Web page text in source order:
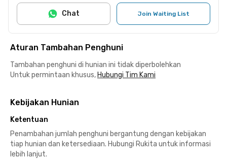
Join Waiting List
Chat
Aturan Tambahan Penghuni
Tambahan penghuni di hunian ini tidak diperbolehkan
Untuk permintaan khusus, Hubungi Tim Kami
Kebijakan Hunian
Ketentuan
Penambahan jumlah penghuni bergantung dengan kebijakan
tiap hunian dan ketersediaan. Hubungi Rukita untuk informasi
lebih lanjut.